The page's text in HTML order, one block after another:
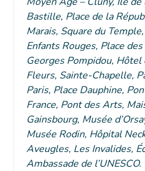
Bastille, Place de la
Marais, Square du
Enfants Rouges, Place
Georges Pompidou,
Fleurs, Sainte-Chapelle,
Paris, Place Dauphine,
France, Pont des Arts,
Gainsbourg, Musée
Musée Rodin, Hôpital
Aveugles, Les Invalides,
Ambassade de l’UNESCO.